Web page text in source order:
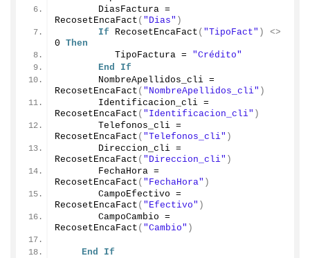
RecosetEncaFact ( "Dias" )
If
RecosetEncaFact ( "TipoFact" )
<>
0 Then
          TipoFactura =
"Crédito"
End
If
RecosetEncaFact ( "NombreApellidos_cli" )
RecosetEncaFact ( "Identificacion_cli" )
RecosetEncaFact ( "Telefonos_cli" )
RecosetEncaFact ( "Direccion_cli" )
RecosetEncaFact ( "FechaHora" )
RecosetEncaFact ( "Efectivo" )
RecosetEncaFact ( "Cambio" )
End If